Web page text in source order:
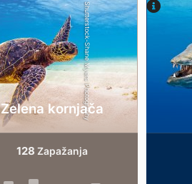
Shutterstock-Shane Myers Photography
Zelena kornjača
128 Zapažanja